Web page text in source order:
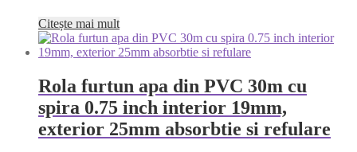
Citește mai mult
Rola furtun apa din PVC 30m cu
spira 0.75 inch interior 19mm,
exterior 25mm absorbtie si refulare